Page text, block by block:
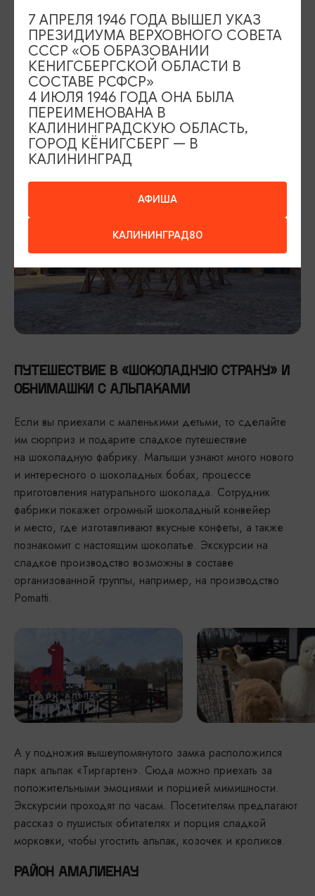
каждый месяц появляются новые элементы, которые
завораживают туристов: экспозиции, иммерсивные
экскурсии, турниры и праздники. Замок открывает свои
двери и свои секреты, при реконструкции были открыты
старинные фрески, интересные потолки. На территории
замка работает кафе, сувенирный магазин, лавка
парфюмера.
ПУТЕШЕСТВИЕ В «ШОКОЛАДНУЮ СТРАНУ» И
ОБНИМАШКИ С АЛЬПАКАМИ
Если вы приехали с маленькими детьми, то сделайте
им сюрприз и подарите сладкое путешествие
на шоколадную фабрику. Малыши узнают много нового
и интересного о шоколадных бобах, процессе
приготовления натурального шоколада. Сотрудник
фабрики покажет огромный шоколадный конвейер
и место, где изготавливают вкусные конфеты, а также
познакомит с настоящим шоколатье. Экскурсии на
сладкое производство возможны в составе
организованной группы, например, на производство
Pomatti.
А у подножия вышеупомянутого замка расположился
парк альпак «Тиргартен». Сюда можно приехать за
положительными эмоциями и порцией мимишности.
Экскурсии проходят по часам. Посетителям предлагают
рассказ о пушистых обитателях и порция сладкой
морковки, чтобы угостить альпак, козочек и кроликов.
РАЙОН АМАЛИЕНАУ
АФИША
КАЛИНИНГРАД80
7 АПРЕЛЯ 1946 ГОДА ВЫШЕЛ УКАЗ
ПРЕЗИДИУМА ВЕРХОВНОГО СОВЕТА
СССР «ОБ ОБРАЗОВАНИИ
КЕНИГСБЕРГСКОЙ ОБЛАСТИ В
СОСТАВЕ РСФСР»
4 ИЮЛЯ 1946 ГОДА ОНА БЫЛА
ПЕРЕИМЕНОВАНА В
КАЛИНИНГРАДСКУЮ ОБЛАСТЬ,
ГОРОД КЁНИГСБЕРГ — В
КАЛИНИНГРАД